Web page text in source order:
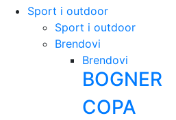
Sport i outdoor
Sport i outdoor
Brendovi
Brendovi
BOGNER
COPA